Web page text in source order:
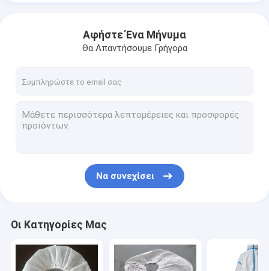
Αφήστε Ένα Μήνυμα
Θα Απαντήσουμε Γρήγορα
Να συνεχίσει
Οι Κατηγορίες Μας